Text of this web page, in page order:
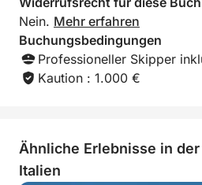
- Stereoanlage mit Bluetooth
- Beiboot
- Bootsverdeck
- Klimaanlage
- Tauchermasken
- Treibstoff
- Versicherung
Nein. Mehr erfahren
Buchungsbedingungen
Professioneller Skipper
Kaution : 1.000 €
Ähnliche Erlebnisse in
Italien